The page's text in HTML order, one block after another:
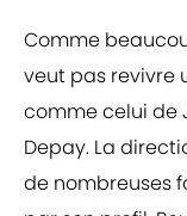
Comme
veut pas revivre
comme celui de
Depay. La
de nombreuses